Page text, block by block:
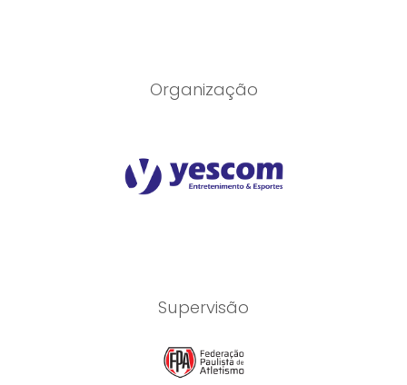
Organização
Supervisão